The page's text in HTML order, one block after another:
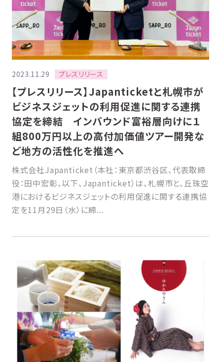
2023.11.29 プレスリリース
【プレスリリース】Japanticketと札幌市が
ビジネスジェットの利用促進に関する連携
協定を締結 インバウンド富裕層向けに１
組800万円以上の高付加価値ツアー開発な
ど地方の活性化を推進へ
株式会社Japanticket（本社：東京都渋谷区、代表取締
役：田中宏彰、以下、Japanticket）は、札幌市と、丘珠空
港におけるビジネスジェットの利用促進に関する連携協
定を11月29日（水）に締...